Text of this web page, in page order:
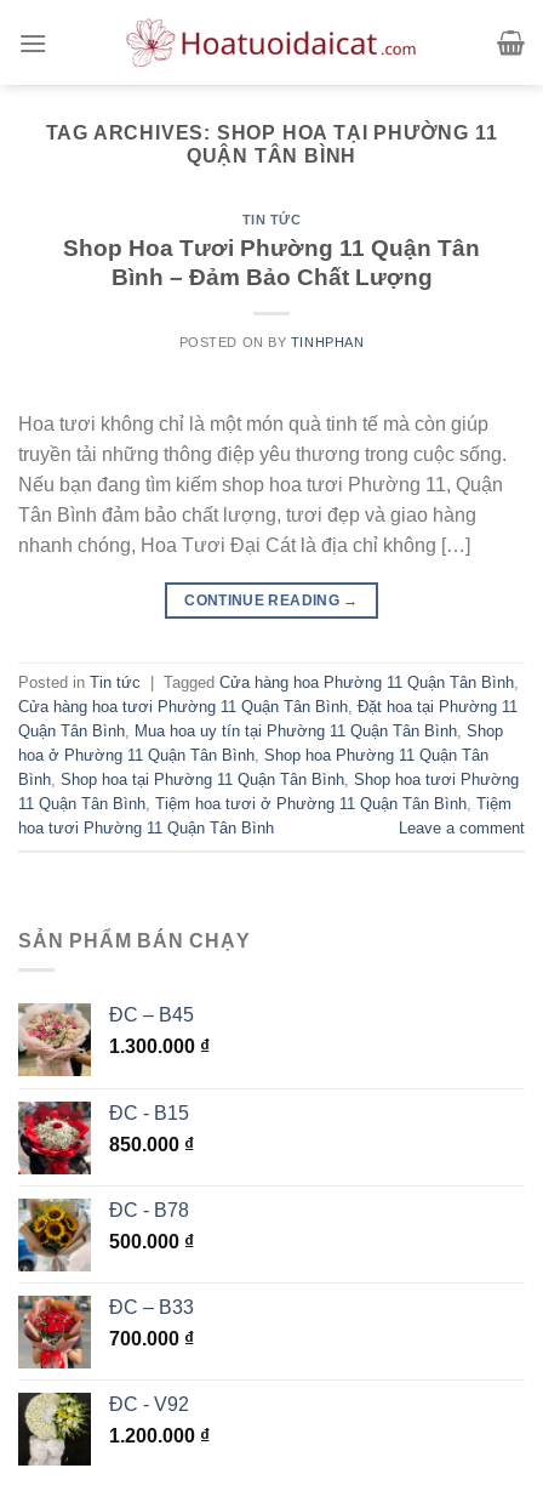
TAG ARCHIVES: SHOP HOA TẠI PHƯỜNG 11
QUẬN TÂN BÌNH
TIN TỨC
Shop Hoa Tươi Phường 11 Quận Tân
Bình – Đảm Bảo Chất Lượng
POSTED ON BY TINHPHAN
Hoa tươi không chỉ là một món quà tinh tế mà còn giúp
truyền tải những thông điệp yêu thương trong cuộc sống.
Nếu bạn đang tìm kiếm shop hoa tươi Phường 11, Quận
Tân Bình đảm bảo chất lượng, tươi đẹp và giao hàng
nhanh chóng, Hoa Tươi Đại Cát là địa chỉ không […]
CONTINUE READING →
Posted in Tin tức Tagged Cửa hàng hoa Phường 11 Quận Tân Bình
Cửa hàng hoa tươi Phường 11 Quận Tân Bình Đặt hoa tại Phường 11
Quận Tân Bình
Mua hoa uy tín tại Phường 11 Quận Tân Bình Shop
hoa ở Phường 11 Quận Tân Bình Shop hoa Phường 11 Quận Tân
Bình Shop hoa tại Phường 11 Quận Tân Bình Shop hoa tươi Phường
11 Quận Tân Bình Tiệm hoa tươi ở Phường 11 Quận Tân Bình Tiệm
hoa tươi Phường 11 Quận Tân Bình
Leave a comment
SẢN PHẨM BÁN CHẠY
ĐC – B45
1.300.000 ₫
ĐC - B15
850.000 ₫
ĐC - B78
500.000 ₫
ĐC – B33
700.000 ₫
ĐC - V92
1.200.000 ₫